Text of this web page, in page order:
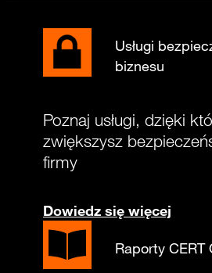
Usługi
biznesu
Poznaj usługi, dzięki
zwiększysz
firmy
Dowiedz się więcej
Raporty CERT